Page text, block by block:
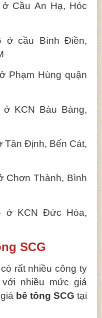
Cầu An Hạ, Hóc
ở cầu Bình Điền,
Phạm Hùng quận
ở KCN Bàu Bàng,
Tân Định, Bến Cát,
Chơn Thành, Bình
ở KCN Đức Hòa,
SCG
rất nhiều công ty
nhiều mức giá
bê tông SCG tại